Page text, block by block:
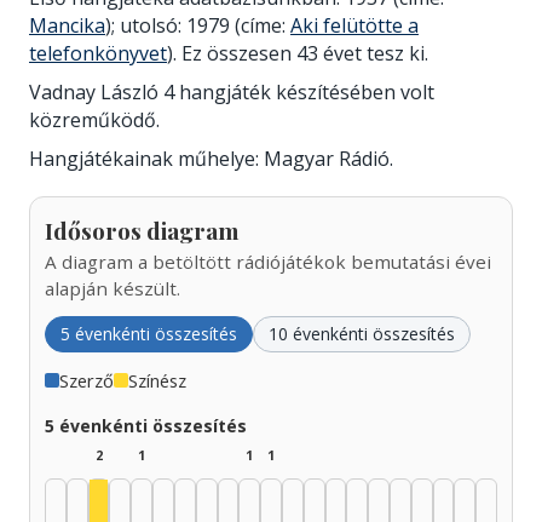
Mancika); utolsó: 1979 (címe: Aki felütötte a
telefonkönyvet). Ez összesen 43 évet tesz ki.
Vadnay László 4 hangjáték készítésében volt
közreműködő.
Hangjátékainak műhelye: Magyar Rádió.
Idősoros diagram
A diagram a betöltött rádiójátékok bemutatási évei
alapján készült.
5 évenkénti összesítés 10 évenkénti összesítés
Szerző Színész
5 évenkénti összesítés
2 1 1 1